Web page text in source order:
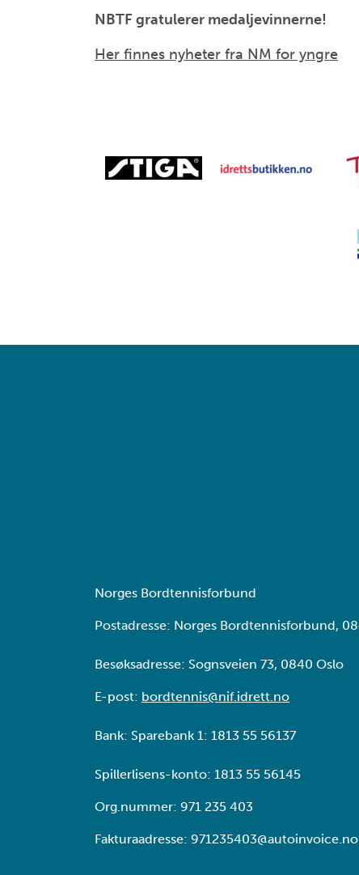
NBTF gratulerer medaljevinnerne!
Her finnes nyheter fra NM for yngre
Norges Bordtennisforbund
Postadresse: Norges Bordtennisforbund,
Besøksadresse: Sognsveien 73, 0840 Oslo
E-post: bordtennis@nif.idrett.no
Bank: Sparebank 1: 1813 55 56137
Spillerlisens-konto: 1813 55 56145
Org.nummer: 971 235 403
Fakturaadresse: 971235403@autoinvoice.no